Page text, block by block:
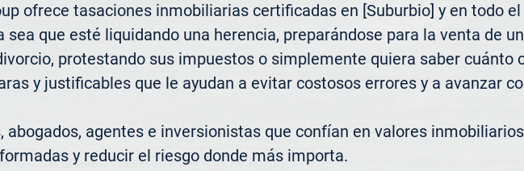
ofrece tasaciones inmobiliarias certificadas en [Suburbio] y en todo
sea que esté liquidando una herencia, preparándose para la venta de
protestando sus impuestos o simplemente quiera saber cuánto
y justificables que le ayudan a evitar costosos errores y a avanzar
abogados, agentes e inversionistas que confían en valores
y reducir el riesgo donde más importa.